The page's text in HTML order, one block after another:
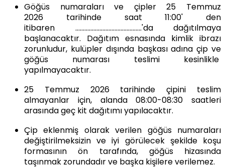
Göğüs numaraları ve çipler25 Temmuz
2026 tarihinde saat 11:00' den
itibaren ............................................'da dağıtılmaya
başlanacaktır. Dağıtım esnasında kimlik ibrazı
zorunludur, kulüpler dışında başkası adına çip ve
göğüs numarası teslimi kesinlikle
yapılmayacaktır.
25 Temmuz 2026tarihinde çipini teslim
almayanlar için, alanda 08:00-08:30 saatleri
arasında geç kit dağıtımı yapılacaktır.
Çip eklenmiş olarak verilen göğüs numaraları
değiştirilmeksizin ve iyi görülecek şekilde koşu
formasınınön tarafında, göğüs hizasında
taşınmak zorundadır ve başka kişilere verilemez.